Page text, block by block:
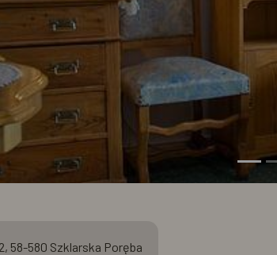
58-580 Szklarska Poręba